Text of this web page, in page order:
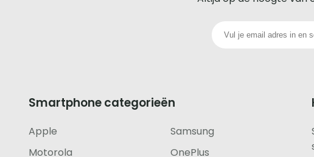
iedere
telefoon
footer
Smartphone categorieën
Apple
Samsung
Motorola
OnePlus